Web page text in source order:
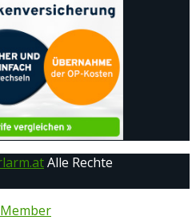
Alle Rechte